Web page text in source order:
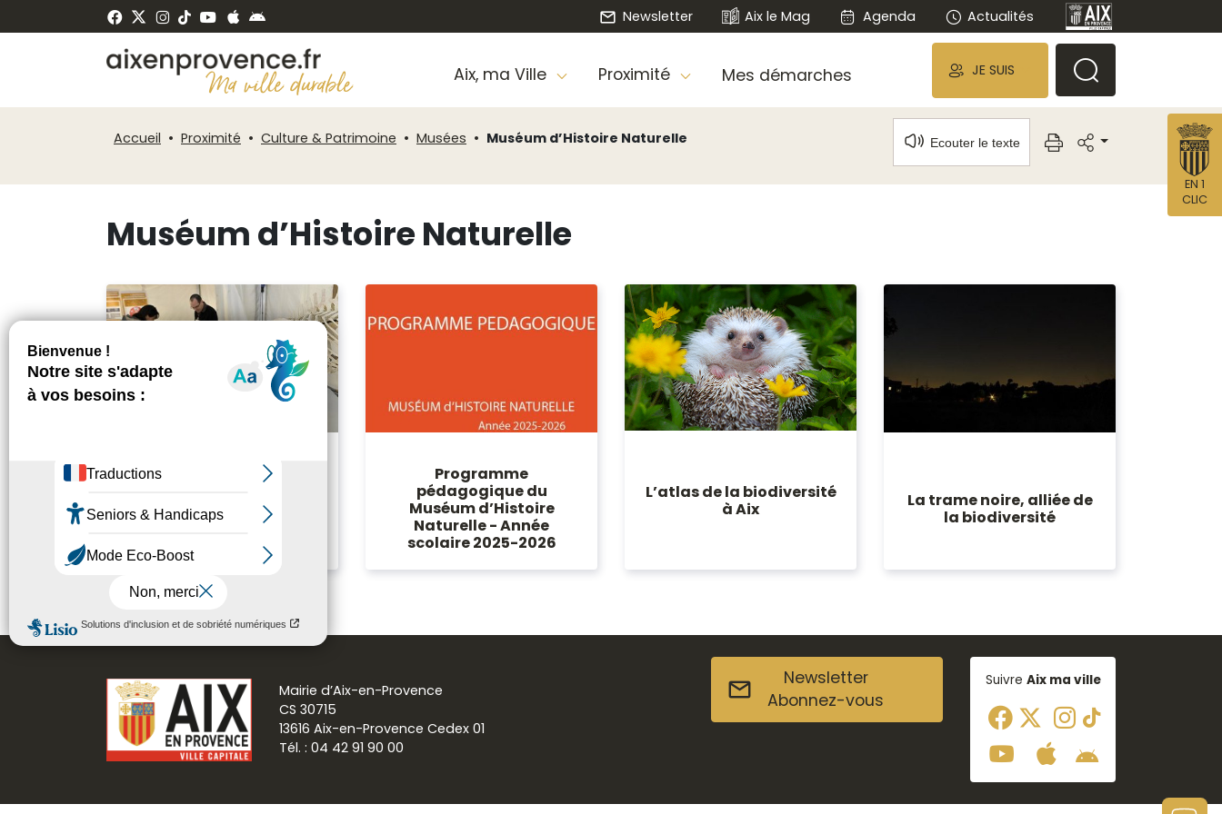
Newsletter Aix le Mag Agenda Actualités
Aix, ma Ville Proximité Mes démarches JE SUIS
Accueil Proximité Culture & Patrimoine Musées Muséum d’Histoire Naturelle Ecouter le texte
Muséum d’Histoire Naturelle
Présentation du Muséum
d’histoire naturelle
Programme
pédagogique du
Muséum d’Histoire
Naturelle - Année
scolaire 2025-2026
L’atlas de la biodiversité
à Aix
La trame noire, alliée de
la biodiversité
Mairie d’Aix-en-Provence
CS 30715
13616 Aix-en-Provence Cedex 01
Tél. : 04 42 91 90 00
Newsletter
Abonnez-vous
Suivre Aix ma ville
EN 1
CLIC
de
Panneau de gestion des cookies